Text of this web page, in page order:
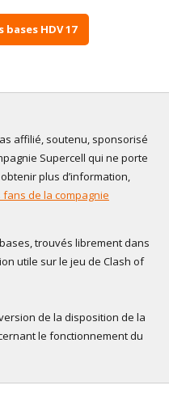
HDV 17
affilié, soutenu, sponsorisé
Supercell qui ne porte
plus d’information,
de la compagnie
trouvés librement dans
utile sur le jeu de Clash of
de la disposition de la
le fonctionnement du